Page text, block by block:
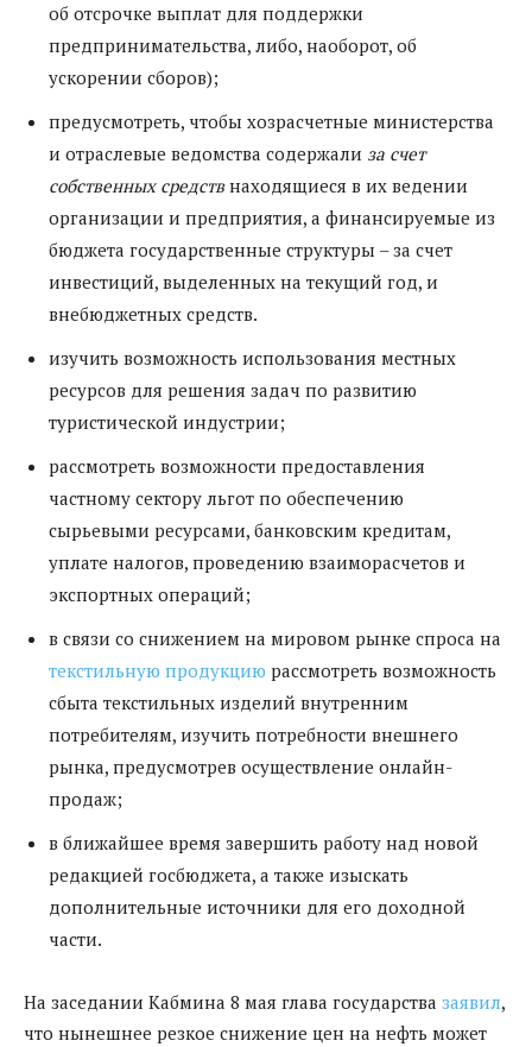
об отсрочке выплат для поддержки
предпринимательства, либо, наоборот, об
ускорении сборов);
предусмотреть, чтобы хозрасчетные министерства
и отраслевые ведомства содержали за счет
собственных средствнаходящиеся в их ведении
организации и предприятия, а финансируемые из
бюджета государственные структуры – за счет
инвестиций, выделенных на текущий год, и
внебюджетных средств.
изучить возможность использования местных
ресурсов для решения задач по развитию
туристической индустрии;
рассмотреть возможности предоставления
частному сектору льгот по обеспечению
сырьевыми ресурсами, банковским кредитам,
уплате налогов, проведению взаиморасчетов и
экспортных операций;
в связи со снижением на мировом рынке спроса на
текстильную продукцию рассмотреть возможность
сбыта текстильных изделий внутренним
потребителям, изучить потребности внешнего
рынка, предусмотрев осуществление онлайн-
продаж;
в ближайшее время завершить работу над новой
редакцией госбюджета, а также изыскать
дополнительные источники для его доходной
части.
На заседании Кабмина 8 мая глава государства заявил,
что нынешнее резкое снижение цен на нефть может